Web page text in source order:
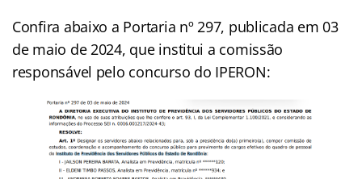
Confira abaixo a Portaria nº 297, publicada em 03
de maio de 2024, que institui a comissão
responsável pelo concurso do IPERON: